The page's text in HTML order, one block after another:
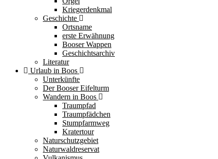
Kriegerdenkmal
Geschichte
Ortsname
erste Erwähnung
Booser Wappen
Geschichtsarchiv
Literatur
Urlaub in Boos
Unterkünfte
Der Booser Eifelturm
Wandern in Boos
Traumpfad
Traumpfädchen
Stumpfarmweg
Kratertour
Naturschutzgebiet
Naturwaldreservat